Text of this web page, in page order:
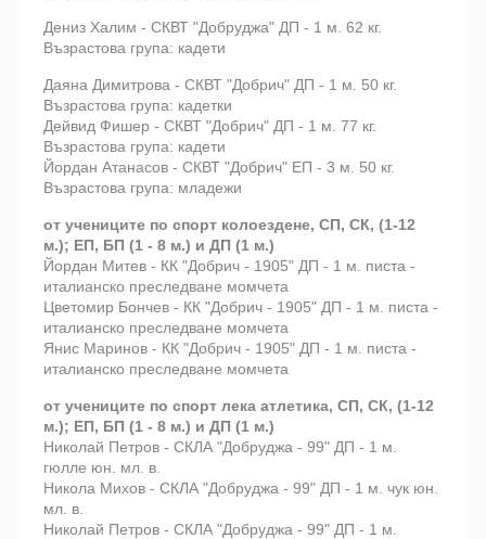
Дениз Халим - СКВТ "Добруджа" ДП - 1 м. 62 кг.
Възрастова група: кадети
Даяна Димитрова - СКВТ "Добрич" ДП - 1 м. 50 кг.
Възрастова група: кадетки
Дейвид Фишер - СКВТ "Добрич" ДП - 1 м. 77 кг.
Възрастова група: кадети
Йордан Атанасов - СКВТ "Добрич" ЕП - 3 м. 50 кг.
Възрастова група: младежи
от учениците по спорт колоездене, СП, СК, (1-12
м.); ЕП, БП (1 - 8 м.) и ДП (1 м.)
Йордан Митев - КК "Добрич - 1905" ДП - 1 м. писта -
италианско преследване момчета
Цветомир Бончев - КК "Добрич - 1905" ДП - 1 м. писта -
италианско преследване момчета
Янис Маринов - КК "Добрич - 1905" ДП - 1 м. писта -
италианско преследване момчета
от учениците по спорт лека атлетика, СП, СК, (1-12
м.); ЕП, БП (1 - 8 м.) и ДП (1 м.)
Николай Петров - СКЛА "Добруджа - 99" ДП - 1 м.
гюлле юн. мл. в.
Никола Михов - СКЛА "Добруджа - 99" ДП - 1 м. чук юн.
мл. в.
Николай Петров - СКЛА "Добруджа - 99" ДП - 1 м.